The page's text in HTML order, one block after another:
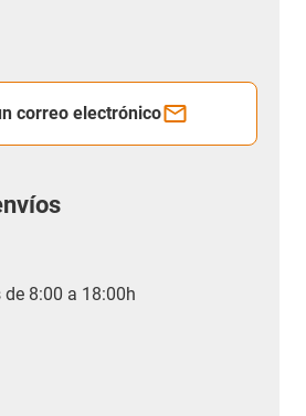
correo electrónico
de 8:00 a 18:00h